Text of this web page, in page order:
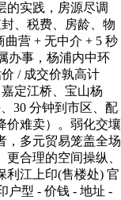
的实践，房源尽调
、税费、房龄、物
营 + 无中介 + 5 秒
办事，杨浦内中环
/ 成交价孰高计
定江桥、宝山杨
30 分钟到市区、配
价难卖）。弱化交壤
，多元贸易笼盖全场
合理的空间操纵、
利江上印(售楼处) 官
户型 - 价钱 - 地址 -